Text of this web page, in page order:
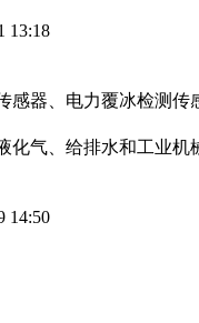
13:18
器、电力覆冰检测
化气、给排水和工业机
14:50